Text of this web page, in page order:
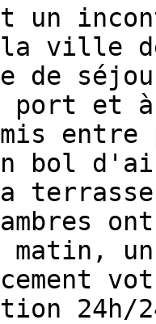
un
ville
de
port et
bol